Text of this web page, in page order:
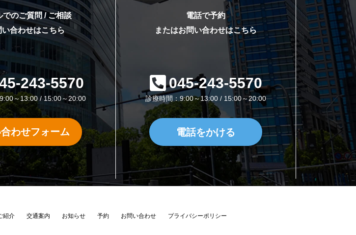
でのご質問 / ご相談
い合わせはこちら
243-5570
～13:00 / 15:00～20:00
わせフォーム
電話で予約
またはお問い合わせはこちら
045-243-5570
診療時間：9:00～13:00 / 15:00～20:00
電話をかける
紹介 交通案内 お知らせ 予約 お問い合わせ プライバシーポリシー